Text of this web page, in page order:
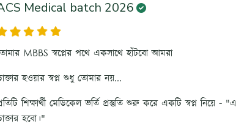
Medical batch 2026
MBBS স্বপ্নের পথে একসাথে হাঁটবো আমরা
হওয়ার স্বপ্ন শুধু তোমার নয়...
শিক্ষার্থী মেডিকেল ভর্তি প্রস্তুতি শুরু করে একটি স্বপ্ন নিয়ে -
হবো।"